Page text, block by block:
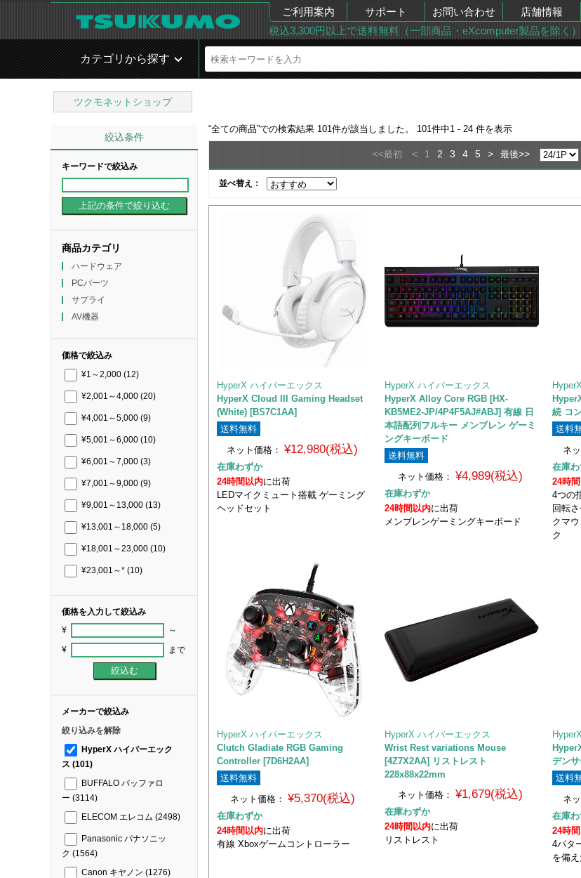
ご利用案内 サポート お問い合わせ 店舗情報
税込3,300円以上で送料無料（一部商品・eXcomputer製品を除く）
カテゴリから探す
ツクモネットショップ
絞込条件
キーワードで絞込み
商品カテゴリ
ハードウェア
PCパーツ
サプライ
AV機器
価格で絞込み
¥1～2,000 (12)
¥2,001～4,000 (20)
¥4,001～5,000 (9)
¥5,001～6,000 (10)
¥6,001～7,000 (3)
¥7,001～9,000 (9)
¥9,001～13,000 (13)
¥13,001～18,000 (5)
¥18,001～23,000 (10)
¥23,001～* (10)
価格を入力して絞込み
¥ ～
¥ まで
メーカーで絞込み
絞り込みを解除
HyperX ハイパーエック
ス (101)
BUFFALO バッファロ
ー (3114)
ELECOM エレコム (2498)
Panasonic パナソニッ
ク (1564)
Canon キヤノン (1276)
“全ての商品”での検索結果 101 件が該当しました。 101 件中1 - 24 件を表示
<<最初 < 1 2 3 4 5 > 最後>>
並べ替え：
HyperX ハイパーエックス
HyperX Cloud III Gaming Headset
(White) [BS7C1AA]
送料無料
ネット価格：
¥12,980(税込)
在庫わずか
24時間以内に出荷
LEDマイクミュート搭載 ゲーミング
ヘッドセット
HyperX ハイパーエックス
HyperX Alloy Core RGB [HX-
KB5ME2-JP/4P4F5AJ#ABJ] 有線 日
本語配列フルキー メンブレン ゲーミ
ングキーボード
送料無料
ネット価格： ¥4,989(税込)
在庫わずか
24時間以内に出荷
メンブレンゲーミングキーボード
続 コ
送料
ネ
在庫
24時
4つの
回転
クマ
ク
HyperX ハイパーエックス
Clutch Gladiate RGB Gaming
Controller [7D6H2AA]
送料無料
ネット価格： ¥5,370(税込)
在庫わずか
24時間以内に出荷
有線 Xboxゲームコントローラー
HyperX ハイパーエックス
Wrist Rest variations Mouse
[4Z7X2AA] リストレスト
228x88x22mm
ネット価格： ¥1,679(税込)
在庫わずか
24時間以内に出荷
リストレスト
デン
送料
ネ
在庫
24時
4パタ
を備